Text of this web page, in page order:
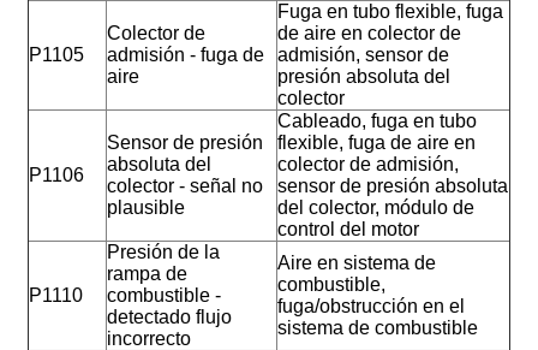
P1105
Colector de
admisión - fuga de
aire
Fuga en tubo flexible, fuga
de aire en colector de
admisión, sensor de
presión absoluta del
colector
P1106
Sensor de presión
absoluta del
colector - señal no
plausible
Cableado, fuga en tubo
flexible, fuga de aire en
colector de admisión,
sensor de presión absoluta
del colector, módulo de
control del motor
P1110
Presión de la
rampa de
combustible -
detectado flujo
incorrecto
Aire en sistema de
combustible,
fuga/obstrucción en el
sistema de combustible